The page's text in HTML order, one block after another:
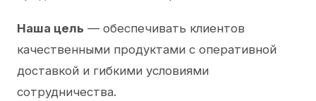
Наша цель — обеспечивать клиентов
качественными продуктами с оперативной
доставкой и гибкими условиями
сотрудничества.